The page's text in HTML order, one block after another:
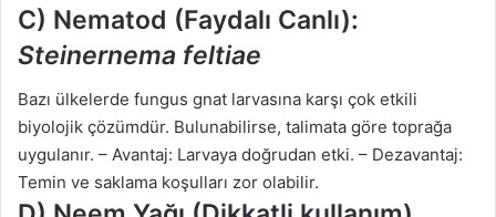
C) Nematod (Faydalı Canlı):
Steinernema feltiae
Bazı ülkelerde fungus gnat larvasına karşı çok etkili
biyolojik çözümdür. Bulunabilirse, talimata göre toprağa
uygulanır. – Avantaj: Larvaya doğrudan etki. – Dezavantaj:
Temin ve saklama koşulları zor olabilir.